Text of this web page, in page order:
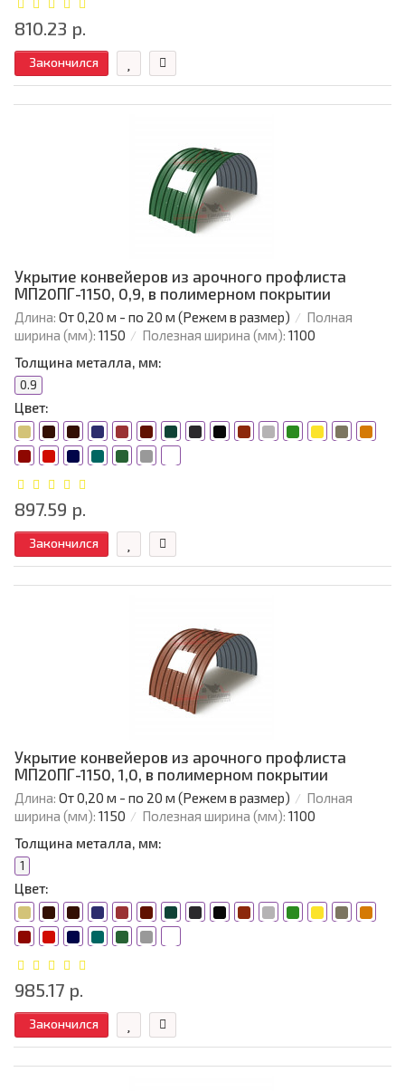
810.23 р.
Закончился
Укрытие конвейеров из арочного профлиста
МП20ПГ-1150, 0,9, в полимерном покрытии
Длина: От 0,20 м - по 20 м (Режем в размер)
Полная
ширина (мм): 1150 Полезная ширина (мм): 1100
Толщина металла, мм:
0.9
Цвет:
897.59 р.
Закончился
Укрытие конвейеров из арочного профлиста
МП20ПГ-1150, 1,0, в полимерном покрытии
Длина: От 0,20 м - по 20 м (Режем в размер)
Полная
ширина (мм): 1150 Полезная ширина (мм): 1100
Толщина металла, мм:
1
Цвет:
985.17 р.
Закончился